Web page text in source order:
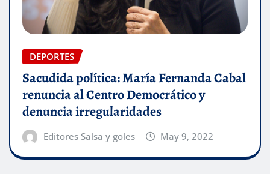
DEPORTES
Sacudida política: María Fernanda Cabal
renuncia al Centro Democrático y
denuncia irregularidades
Editores Salsa y goles May 9, 2022